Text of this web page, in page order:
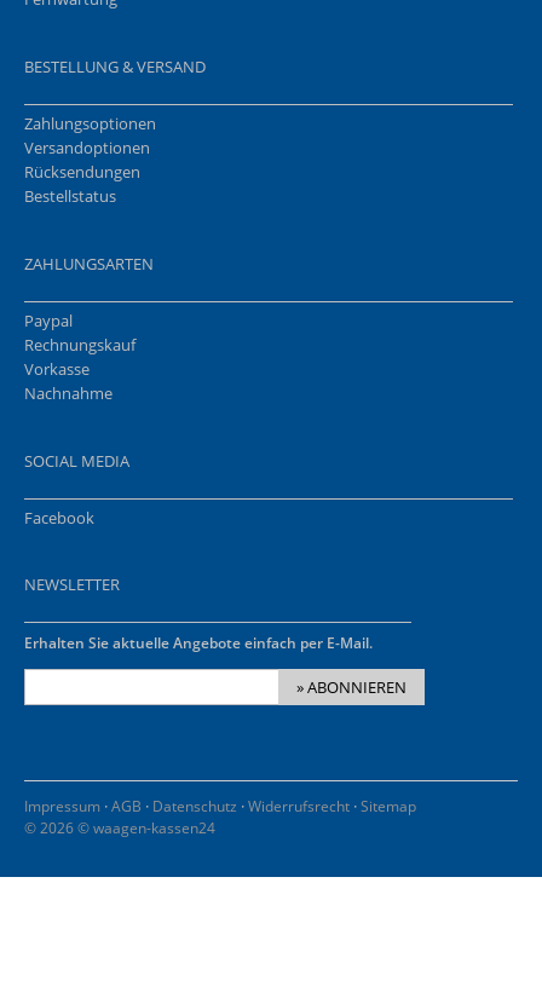
BESTELLUNG & VERSAND
Zahlungsoptionen
Versandoptionen
Rücksendungen
Bestellstatus
ZAHLUNGSARTEN
Paypal
Rechnungskauf
Vorkasse
Nachnahme
SOCIAL MEDIA
Facebook
NEWSLETTER
Erhalten Sie aktuelle Angebote einfach per E-Mail.
» ABONNIEREN
Impressum ·AGB · Datenschutz ·Widerrufsrecht ·Sitemap
© 2026 © waagen-kassen24